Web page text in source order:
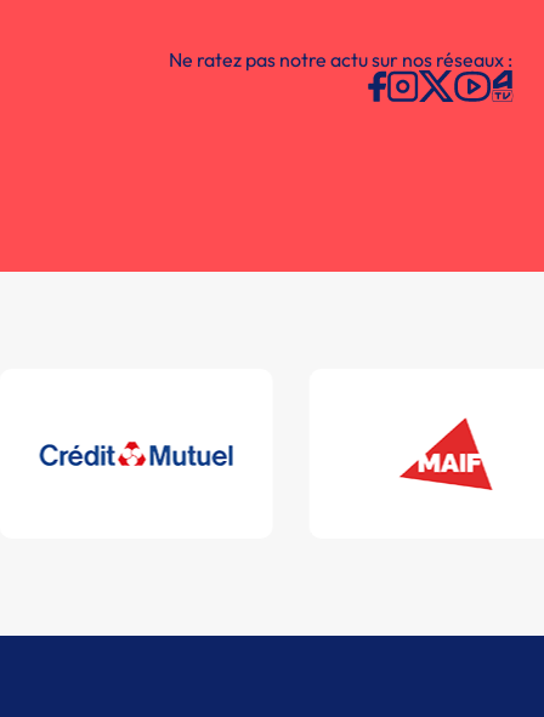
Ne ratez pas notre actu sur nos réseaux :